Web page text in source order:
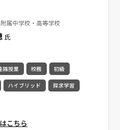
属中学校・高等学校
氏
隔授業 校務 初級
ハイブリッド 探求学習
こちら